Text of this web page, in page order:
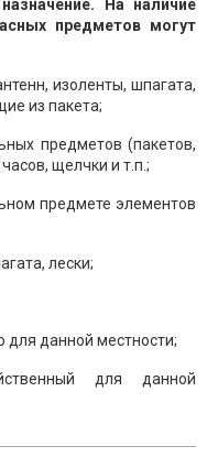
На наличие
предметов могут
изоленты, шпагата,
из пакета;
предметов (пакетов,
щелчки и т.п.;
предмете элементов
лески;
для данной местности;
для данной